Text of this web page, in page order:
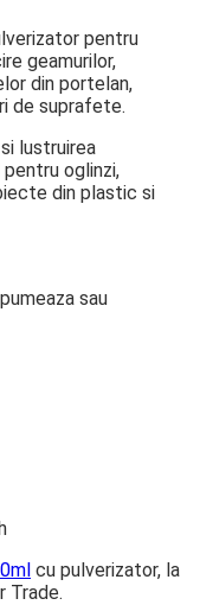
pentru
geamurilor,
din portelan,
de suprafete.
lustruirea
oglinzi,
din plastic si
sau
cu pulverizator, la
Trade.